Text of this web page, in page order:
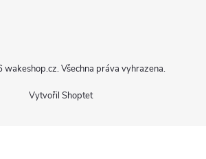
Vytvořil Shoptet
wakeshop.cz. Všechna práva vyhrazena.